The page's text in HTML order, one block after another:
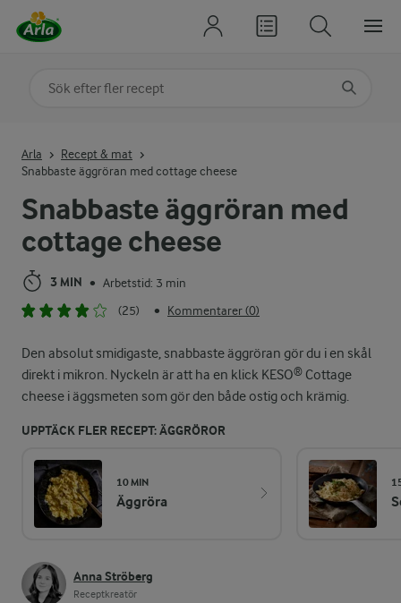
Snabbaste äggröran med
cottage cheese
3 MIN • Arbetstid: 3 min
(25)
• Kommentarer (0)
Den absolut smidigaste, snabbaste äggröran gör du i en skål
direkt i mikron. Nyckeln är att ha en klick KESO® Cottage
cheese i äggsmeten som gör den både ostig och krämig.
UPPTÄCK FLER RECEPT: ÄGGRÖROR
10 MIN
Äggröra
Anna Ströberg
Receptkreatör
Arla
Recept & mat
Snabbaste äggröran med cottage cheese
Sök på kategori eller ingrediens